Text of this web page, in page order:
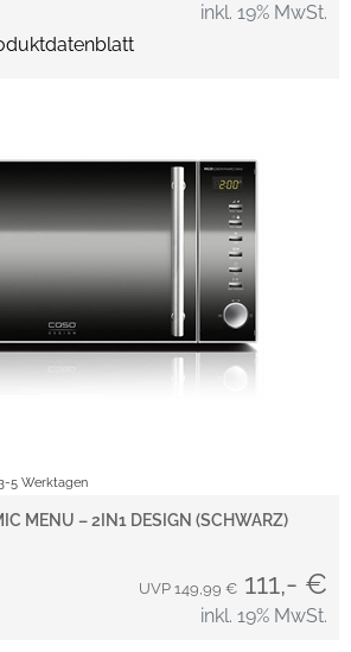
inkl. 19% MwSt.
5 Werktagen
MENU – 2IN1 DESIGN (SCHWARZ)
UVP 149,99 € 111,- €
inkl. 19% MwSt.